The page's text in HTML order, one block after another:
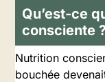
Qu’est-ce
consciente
Nutrition
bouchée